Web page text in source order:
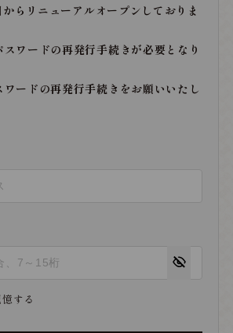
らリニューアルオープンしておりま
スワードの再発行手続きが必要となり
ワードの再発行手続きをお願いいたし
する